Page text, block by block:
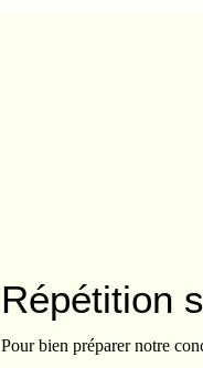
Répétition
Pour bien préparer notre